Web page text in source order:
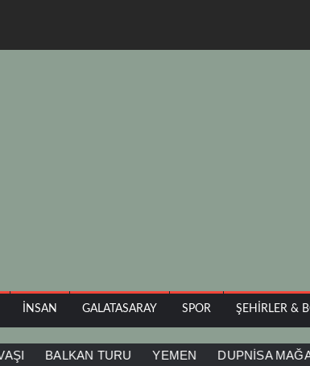
İNSAN GALATASARAY SPOR ŞEHIRLER &
BALKAN TURU YEMEN DUPNİSA MAĞARASI